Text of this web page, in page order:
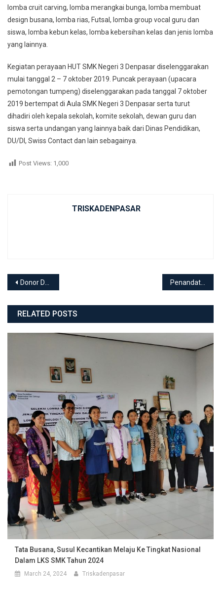
lomba cruit carving, lomba merangkai bunga, lomba membuat
design busana, lomba rias, Futsal, lomba group vocal guru dan
siswa, lomba kebun kelas, lomba kebersihan kelas dan jenis lomba
yang lainnya.
Kegiatan perayaan HUT SMK Negeri 3 Denpasar diselenggarakan
mulai tanggal 2 – 7 oktober 2019. Puncak perayaan (upacara
pemotongan tumpeng) diselenggarakan pada tanggal 7 oktober
2019 bertempat di Aula SMK Negeri 3 Denpasar serta turut
dihadiri oleh kepala sekolah, komite sekolah, dewan guru dan
siswa serta undangan yang lainnya baik dari Dinas Pendidikan,
DU/DI, Swiss Contact dan lain sebagainya.
Post Views: 1,000
TRISKADENPASAR
Post navigation
Donor Darah Penandatanganan Mou Swisscontact dengan SMK Negeri 3 Denpasar
RELATED POSTS
Tata Busana, Susul Kecantikan Melaju Ke Tingkat Nasional
Dalam LKS SMK Tahun 2024
March 24, 2024 Triskadenpasar